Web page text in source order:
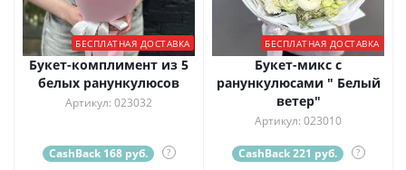
БЕСПЛАТНАЯ ДОСТАВКА
Букет-комплимент из 5
белых ранункулюсов
Артикул: 023032
CashBack 168 руб. ?
БЕСПЛАТНАЯ ДОСТАВКА
Букет-микс с
ранункулюсами " Белый
ветер"
Артикул: 023010
CashBack 221 руб. ?